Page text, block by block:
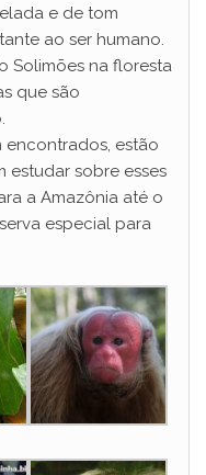
e de tom
ao ser humano.
Solimões na floresta
que são
encontrados, estão
estudar sobre esses
a Amazônia até o
especial para